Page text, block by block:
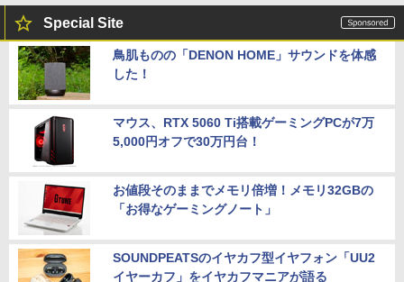
Special Site
鳥肌ものの「DENON HOME」サウンドを体感
した！
マウス、RTX 5060 Ti搭載ゲーミングPCが7万
5,000円オフで30万円台！
お値段そのままでメモリ倍増！メモリ32GBの
「お得なゲーミングノート」
SOUNDPEATSのイヤカフ型イヤフォン「UU2
イヤーカフ」をイヤカフマニアが語る